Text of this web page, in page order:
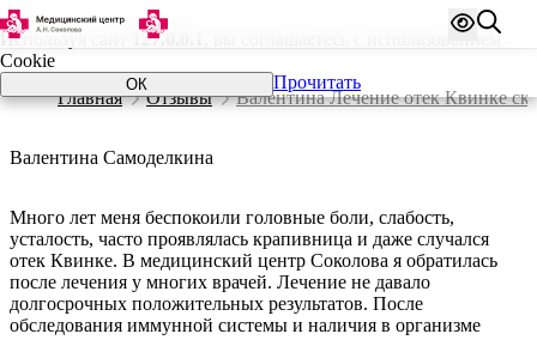
Используя сайт 127.0.0.1
, вы соглашаетесь с использованием
Cookie
ОК Прочитать
Главная Отзывы Валентина Лечение отек Квинке
Валентина Самоделкина
Много лет меня беспокоили головные боли, слабость,
усталость, часто проявлялась крапивница и даже случался
отек Квинке. В медицинский центр Соколова я обратилась
после лечения у многих врачей. Лечение не давало
долгосрочных положительных результатов. После
обследования иммунной системы и наличия в организме